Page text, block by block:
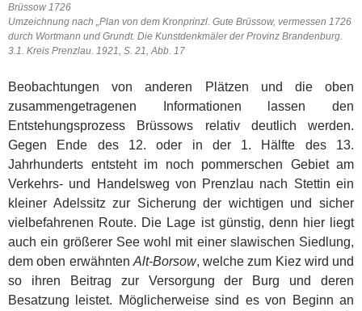
Brüssow 1726
Umzeichnung nach „Plan von dem Kronprinzl. Gute Brüssow, vermessen 1726
durch Wortmann und Grundt. Die Kunstdenkmäler der Provinz Brandenburg.
3.1. Kreis Prenzlau. 1921, S. 21, Abb. 17
Beobachtungen von anderen Plätzen und die oben
zusammengetragenen Informationen lassen den
Entstehungsprozess Brüssows relativ deutlich werden.
Gegen Ende des 12. oder in der 1. Hälfte des 13.
Jahrhunderts entsteht im noch pommerschen Gebiet am
Verkehrs- und Handelsweg von Prenzlau nach Stettin ein
kleiner Adelssitz zur Sicherung der wichtigen und sicher
vielbefahrenen Route. Die Lage ist günstig, denn hier liegt
auch ein größerer See wohl mit einer slawischen Siedlung,
dem oben erwähnten Alt-Borsow, welche zum Kiez wird und
so ihren Beitrag zur Versorgung der Burg und deren
Besatzung leistet. Möglicherweise sind es von Beginn an